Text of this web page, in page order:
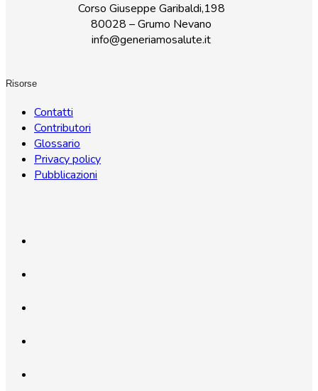
Corso Giuseppe Garibaldi,198
80028 – Grumo Nevano
info@generiamosalute.it
Risorse
Contatti
Contributori
Glossario
Privacy policy
Pubblicazioni